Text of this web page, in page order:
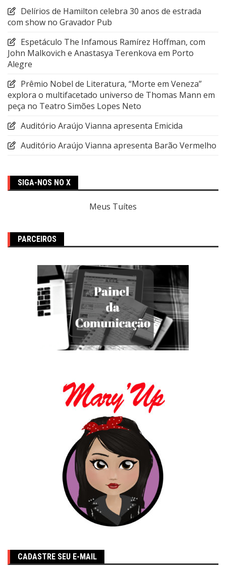
Delírios de Hamilton celebra 30 anos de estrada
com show no Gravador Pub
Espetáculo The Infamous Ramírez Hoffman, com
John Malkovich e Anastasya Terenkova em Porto
Alegre
Prêmio Nobel de Literatura, “Morte em Veneza”
explora o multifacetado universo de Thomas Mann em
peça no Teatro Simões Lopes Neto
Auditório Araújo Vianna apresenta Emicida
Auditório Araújo Vianna apresenta Barão Vermelho
SIGA-NOS NO X
Meus Tuítes
PARCEIROS
CADASTRE SEU E-MAIL